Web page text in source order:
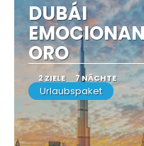
DUBÁI
ORO
2 ZIELE 7 NÄCHTE
Urlaubspaket